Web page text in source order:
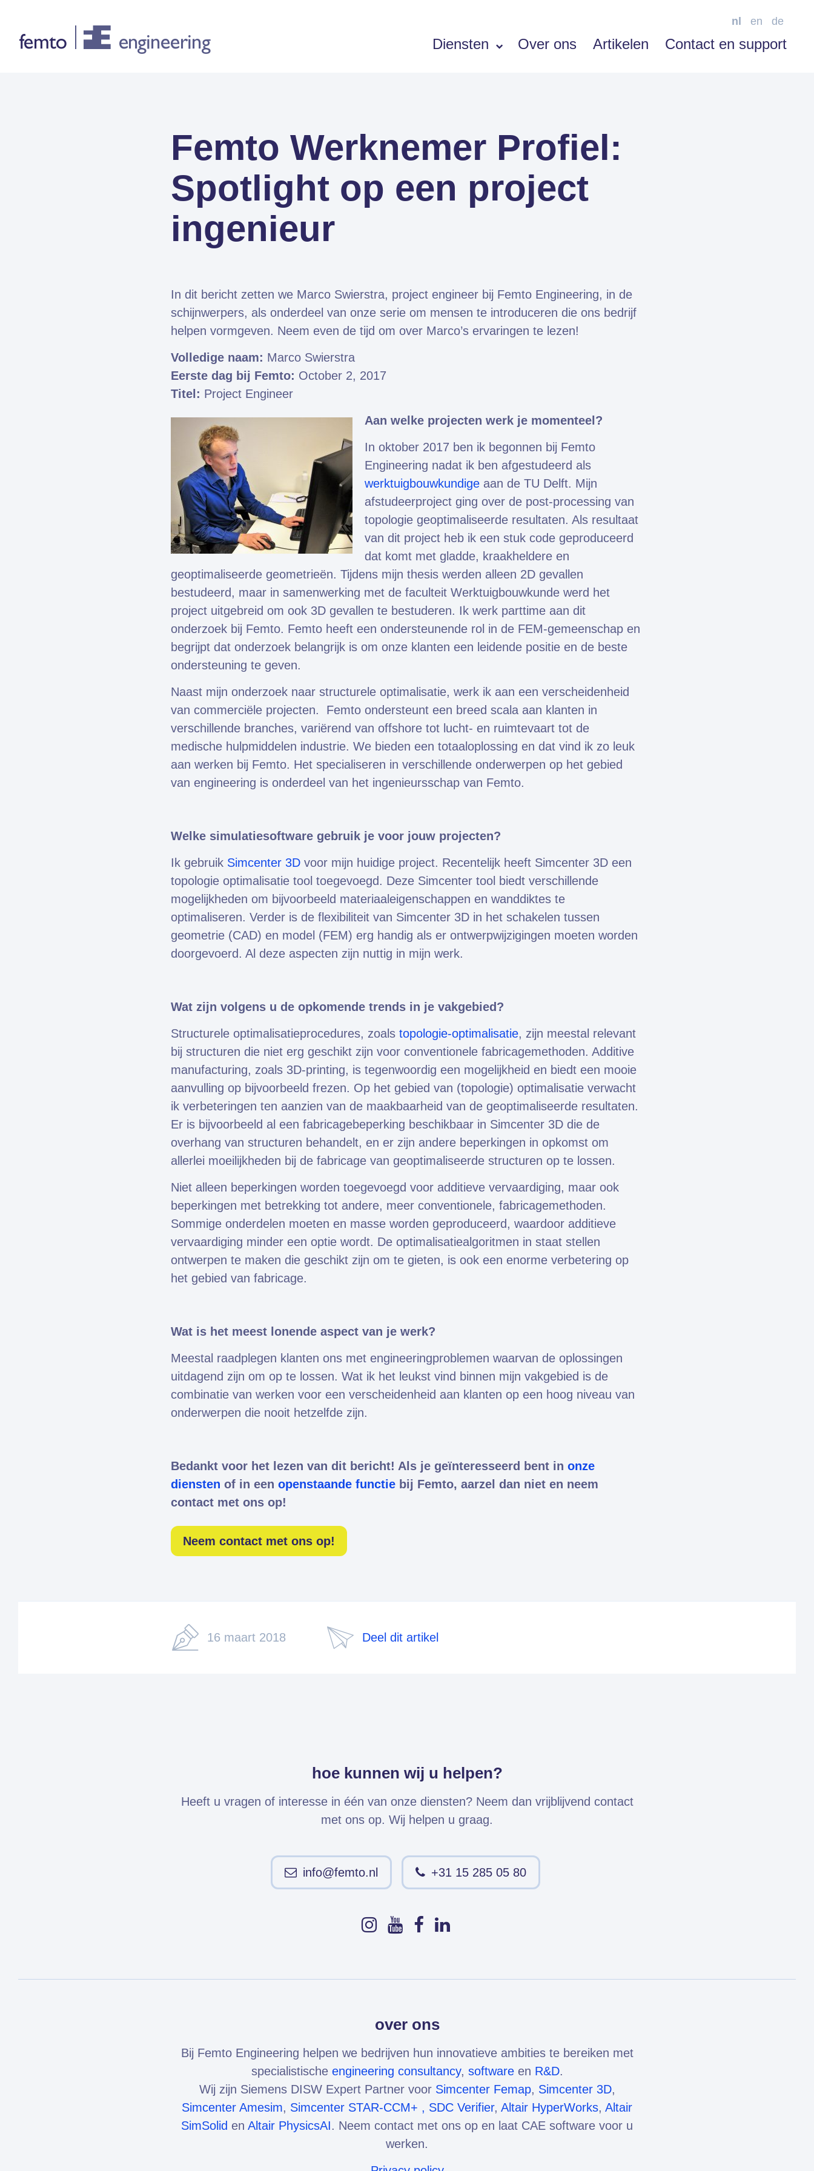
Diensten Over ons Artikelen Contact en support
nl en de
SIEMENS PORTFOLIO
Simcenter STAR-CCM+
Simcenter Amesim
Altair SimSolid
Altair PhysicsAI
SOFTWARE ENABLEMENT
Training
Femto is Expert Partner van Siemens
Femto Werknemer Profiel:
Spotlight op een project
ingenieur
In dit bericht zetten we Marco Swierstra, project engineer bij Femto Engineering, in de
schijnwerpers, als onderdeel van onze serie om mensen te introduceren die ons bedrijf
helpen vormgeven. Neem even de tijd om over Marco’s ervaringen te lezen!
Volledige naam: Marco Swierstra
Eerste dag bij Femto: October 2, 2017
Titel: Project Engineer
Aan welke projecten werk je momenteel?
In oktober 2017 ben ik begonnen bij Femto
Engineering nadat ik ben afgestudeerd als
werktuigbouwkundige aan de TU Delft. Mijn
afstudeerproject ging over de post-processing van
topologie geoptimaliseerde resultaten. Als resultaat
van dit project heb ik een stuk code geproduceerd
dat komt met gladde, kraakheldere en
geoptimaliseerde geometrieën. Tijdens mijn thesis werden alleen 2D gevallen
bestudeerd, maar in samenwerking met de faculteit Werktuigbouwkunde werd het
project uitgebreid om ook 3D gevallen te bestuderen. Ik werk parttime aan dit
onderzoek bij Femto. Femto heeft een ondersteunende rol in de FEM-gemeenschap en
begrijpt dat onderzoek belangrijk is om onze klanten een leidende positie en de beste
ondersteuning te geven.
Naast mijn onderzoek naar structurele optimalisatie, werk ik aan een verscheidenheid
van commerciële projecten. Femto ondersteunt een breed scala aan klanten in
verschillende branches, variërend van offshore tot lucht- en ruimtevaart tot de
medische hulpmiddelen industrie. We bieden een totaaloplossing en dat vind ik zo leuk
aan werken bij Femto. Het specialiseren in verschillende onderwerpen op het gebied
van engineering is onderdeel van het ingenieursschap van Femto.
Welke simulatiesoftware gebruik je voor jouw projecten?
Ik gebruik Simcenter 3D voor mijn huidige project. Recentelijk heeft Simcenter 3D een
topologie optimalisatie tool toegevoegd. Deze Simcenter tool biedt verschillende
mogelijkheden om bijvoorbeeld materiaaleigenschappen en wanddiktes te
optimaliseren. Verder is de flexibiliteit van Simcenter 3D in het schakelen tussen
geometrie (CAD) en model (FEM) erg handig als er ontwerpwijzigingen moeten worden
doorgevoerd. Al deze aspecten zijn nuttig in mijn werk.
Wat zijn volgens u de opkomende trends in je vakgebied?
Structurele optimalisatieprocedures, zoals topologie-optimalisatie, zijn meestal relevant
bij structuren die niet erg geschikt zijn voor conventionele fabricagemethoden. Additive
manufacturing, zoals 3D-printing, is tegenwoordig een mogelijkheid en biedt een mooie
aanvulling op bijvoorbeeld frezen. Op het gebied van (topologie) optimalisatie verwacht
ik verbeteringen ten aanzien van de maakbaarheid van de geoptimaliseerde resultaten.
Er is bijvoorbeeld al een fabricagebeperking beschikbaar in Simcenter 3D die de
overhang van structuren behandelt, en er zijn andere beperkingen in opkomst om
allerlei moeilijkheden bij de fabricage van geoptimaliseerde structuren op te lossen.
Niet alleen beperkingen worden toegevoegd voor additieve vervaardiging, maar ook
beperkingen met betrekking tot andere, meer conventionele, fabricagemethoden.
Sommige onderdelen moeten en masse worden geproduceerd, waardoor additieve
vervaardiging minder een optie wordt. De optimalisatiealgoritmen in staat stellen
ontwerpen te maken die geschikt zijn om te gieten, is ook een enorme verbetering op
het gebied van fabricage.
Wat is het meest lonende aspect van je werk?
Meestal raadplegen klanten ons met engineeringproblemen waarvan de oplossingen
uitdagend zijn om op te lossen. Wat ik het leukst vind binnen mijn vakgebied is de
combinatie van werken voor een verscheidenheid aan klanten op een hoog niveau van
onderwerpen die nooit hetzelfde zijn.
Bedankt voor het lezen van dit bericht! Als je geïnteresseerd bent in onze
diensten of in een openstaande functie bij Femto, aarzel dan niet en neem
contact met ons op!
Neem contact met ons op!
16 maart 2018 Deel dit artikel
hoe kunnen wij u helpen?
Heeft u vragen of interesse in één van onze diensten? Neem dan vrijblijvend contact
met ons op. Wij helpen u graag.
info@femto.nl +31 15 285 05 80
over ons
Bij Femto Engineering helpen we bedrijven hun innovatieve ambities te bereiken met
specialistische engineering consultancy, softwareen R&D.
Wij zijn Siemens DISW Expert Partner voor Simcenter Femap, Simcenter 3D,
Simcenter Amesim, Simcenter STAR-CCM+ , SDC Verifier, Altair HyperWorks, Altair
SimSolid en Altair PhysicsAI. Neem contact met ons op en laat CAE software voor u
werken.